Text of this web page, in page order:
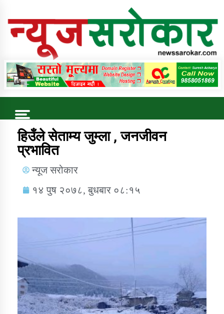
Online News Portal
Trending Now
कुषि बिकास कार्यालय जुम्ला सुचना सन्देश
कर्णाली प्रविधि शिक्षालय जुम्लाको सुचना
हिउँले सेताम्य जुम्ला , जनजीवन
प्रभावित
न्यूज सरोकार
१४ पुष २०७८, बुधबार ०८:१५